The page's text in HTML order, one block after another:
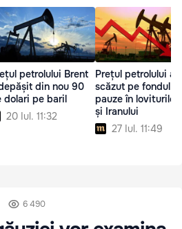
petrolului Brent
din nou 90
dolari pe baril
20 Iul. 11:32
Prețul petrolului a
scăzut pe fondul
pauze în loviturile
și Iranului
27 Iul. 11:49
6 490